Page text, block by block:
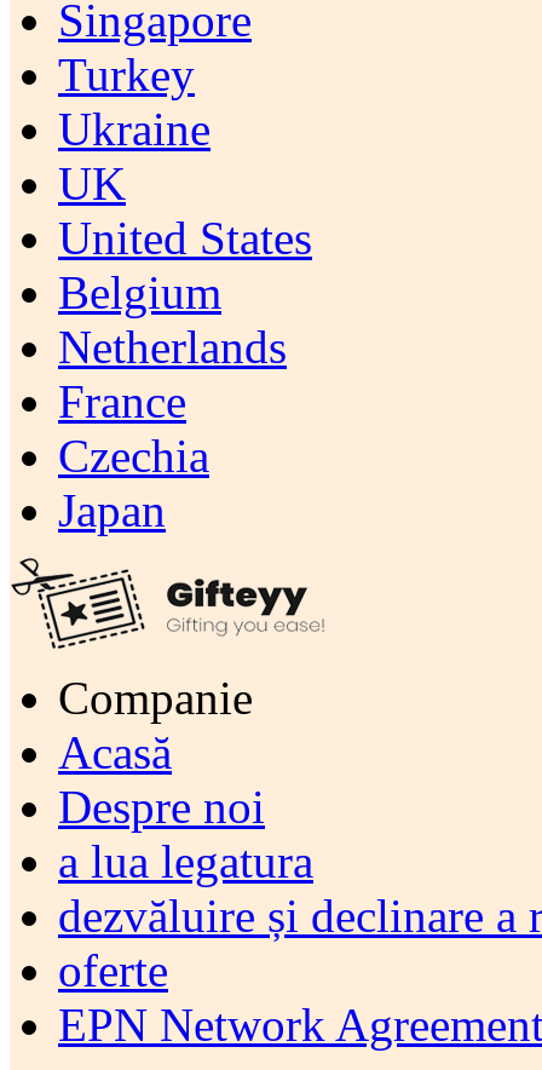
Singapore
Turkey
Ukraine
UK
United States
Belgium
Netherlands
France
Czechia
Japan
Companie
Acasă
Despre noi
a lua legatura
dezvăluire și declinare a
oferte
EPN Network